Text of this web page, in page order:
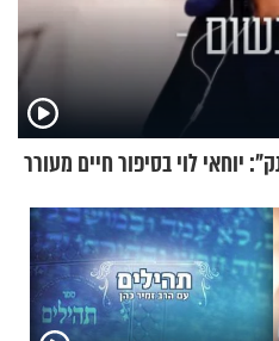
יוחאי לוי בסיפור חיים מעורר